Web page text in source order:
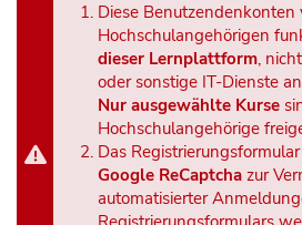
Diese
Hochschulangehörigen
dieser Lernplattform,
oder sonstige IT-Dienste
Nur ausgewählte Kurse
Hochschulangehörige
Das
Google ReCaptcha zur
automatisierter